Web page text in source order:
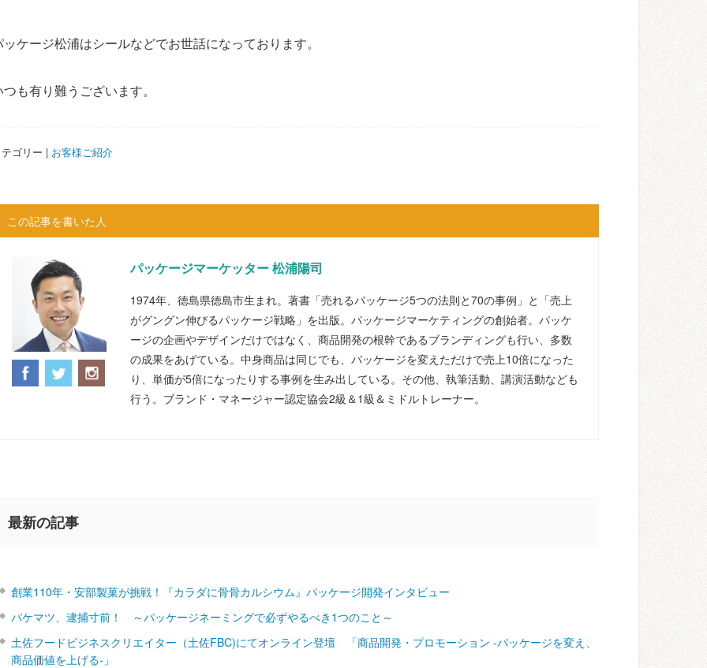
ッケージ松浦はシールなどでお世話になっております。
つも有り難うございます。
ゴリー | お客様ご紹介
この記事を書いた人
パッケージマーケッター 松浦陽司
1974年、徳島県徳島市生まれ。著書「売れるパッケージ5つの法則と70の事例」と「売上
がグングン伸びるパッケージ戦略」を出版。パッケージマーケティングの創始者。パッケ
ージの企画やデザインだけではなく、商品開発の根幹であるブランディングも行い、多数
の成果をあげている。中身商品は同じでも、パッケージを変えただけで売上10倍になった
り、単価が5倍になったりする事例を生み出している。その他、執筆活動、講演活動なども
行う。ブランド・マネージャー認定協会2級＆1級＆ミドルトレーナー。
最新の記事
創業110年・安部製菓が挑戦！『カラダに骨骨カルシウム』パッケージ開発インタビュー
パケマツ、逮捕寸前！ ～パッケージネーミングで必ずやるべき1つのこと～
土佐フードビジネスクリエイター（土佐FBC)にてオンライン登壇 「商品開発・プロモーション ‐パッケージを変え、
商品価値を上げる‐」